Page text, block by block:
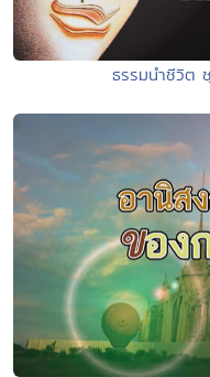
ธรรมนำชีวิต